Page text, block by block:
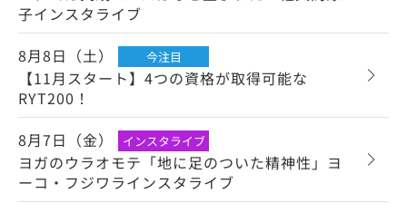
子インスタライブ
8月8日（土）
今注目
【11月スタート】4つの資格が取得可能な
RYT200！
8月7日（金）
インスタライブ
ヨガのウラオモテ「地に足のついた精神性」ヨ
ーコ・フジワラインスタライブ